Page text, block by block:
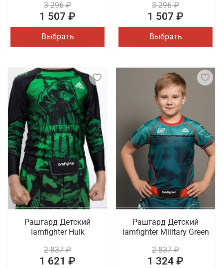
3 296 ₽
1 507 ₽
Выбрать
3 296 ₽
1 507 ₽
Выбрать
Рашгард Детский
Iamfighter Hulk
2 837 ₽
1 621 ₽
Рашгард Детский
Iamfighter Military Green
2 837 ₽
1 324 ₽